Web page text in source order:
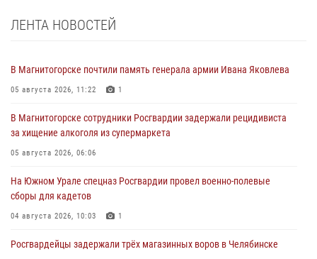
ЛЕНТА НОВОСТЕЙ
В Магнитогорске почтили память генерала армии Ивана Яковлева
05 августа 2026, 11:22 1
В Магнитогорске сотрудники Росгвардии задержали рецидивиста
за хищение алкоголя из супермаркета
05 августа 2026, 06:06
На Южном Урале спецназ Росгвардии провел военно-полевые
сборы для кадетов
04 августа 2026, 10:03 1
Росгвардейцы задержали трёх магазинных воров в Челябинске